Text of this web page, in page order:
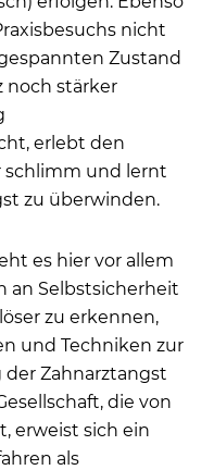
nicht
Zustand
noch stärker
erlebt den
schlimm und lernt
zu überwinden.
es hier vor allem
an Selbstsicherheit
zu erkennen,
und Techniken zur
Zahnarztangst
die von
erweist sich ein
als